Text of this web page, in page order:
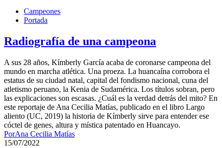
Campeones
Portada
Radiografía de una campeona
A sus 28 años, Kímberly García acaba de coronarse campeona del
mundo en marcha atlética. Una proeza. La huancaína corrobora el
estatus de su ciudad natal, capital del fondismo nacional, cuna del
atletismo peruano, la Kenia de Sudamérica. Los títulos sobran, pero
las explicaciones son escasas. ¿Cuál es la verdad detrás del mito? En
este reportaje de Ana Cecilia Matías, publicado en el libro Largo
aliento (UC, 2019) la historia de Kímberly sirve para entender ese
cóctel de genes, altura y mística patentado en Huancayo.
PorAna Cecilia Matías
15/07/2022